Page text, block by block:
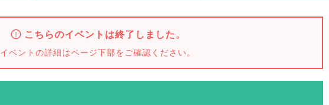
こちらのイベントは終了しました。
イベントの詳細はページ下部をご確認ください。